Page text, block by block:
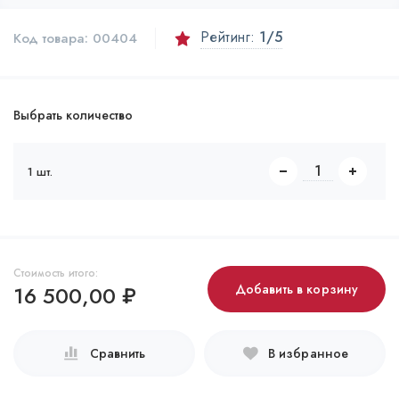
Код товара: 00404 Рейтинг: 1/5
Выбрать количество
1 шт.
Стоимость итого:
16 500,00 ₽ Добавить в корзину
Сравнить В избранное